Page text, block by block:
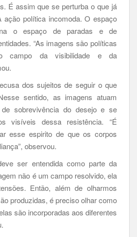
É assim que se perturba o que já
ação política incomoda. O espaço
o espaço de paradas e de
“As imagens são políticas
campo da visibilidade e da
dos sujeitos de seguir o que
sentido, as imagens atuam
sobrevivência do desejo e se
visíveis dessa resistência. “É
esse espirito de que os corpos
observou.
ser entendida como parte da
não é um campo resolvido, ela
Então, além de olharmos
produzidas, é preciso olhar como
são incorporadas aos diferentes